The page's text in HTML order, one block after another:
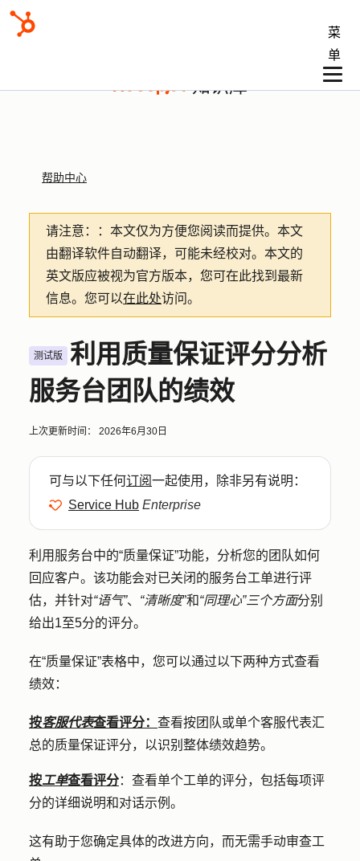
菜
单
知识库
帮助中心
请注意： ：本文仅为方便您阅读而提供。 本文
由翻译软件自动翻译，可能未经校对。本文的
英文版应被视为官方版本，您可在此找到最新
信息。您可以在此处访问。
测试版
利用质量保证评分分析
服务台团队的绩效
上次更新时间： 2026年6月30日
可与以下任何订阅一起使用，除非另有说明：
Service Hub Enterprise
利用服务台中的“质量保证”功能，分析您的团队如何
回应客户。该功能会对已关闭的服务台工单进行评
估，并针对“语气”、 “清晰度”和“同理心”三个方面分别
给出1至5分的评分。
在“质量保证”表格中，您可以通过以下两种方式查看
绩效：
按客服代表查看评分： 查看按团队或单个客服代表汇
总的质量保证评分，以识别整体绩效趋势。
按工单查看评分：查看单个工单的评分，包括每项评
分的详细说明和对话示例。
这有助于您确定具体的改进方向，而无需手动审查工